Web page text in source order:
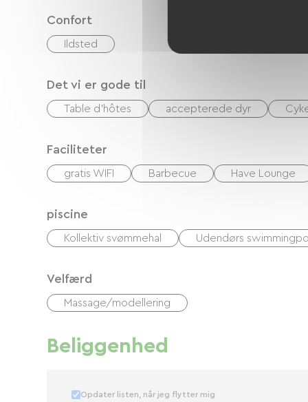
Confort
Ildsted
Det vi er gode til
Table d'hôtes accepterede dyr
Faciliteter
gratis WIFI Barbecue Have Lounge
piscine
Kollektiv svømmehal Udendørs
Velfærd
Massage/modellering
Beliggenhed
Opdater listen, når jeg flytter mig